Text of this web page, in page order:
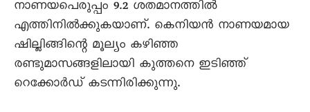
നാണയപെരുപ്പം 9.2 ശതമാനത്തിൽ
എത്തിനിൽക്കുകയാണ്. കെനിയൻ നാണയമായ
ഷില്ലിങ്ങിന്റെ മൂല്യം കഴിഞ്ഞ
രണ്ടുമാസങ്ങളിലായി കുത്തനെ ഇടിഞ്ഞ്
റെക്കോർഡ് കടന്നിരിക്കുന്നു.